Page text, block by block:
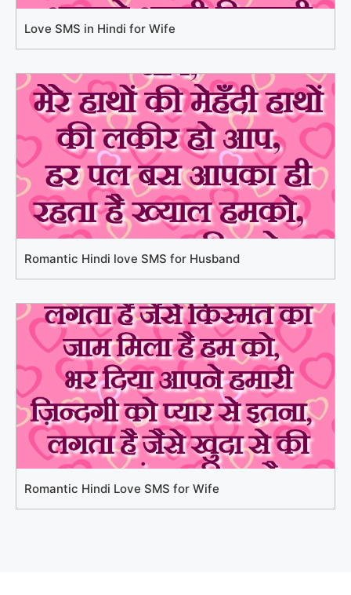
Love SMS in Hindi for Wife
Romantic Hindi love SMS for Husband
Romantic Hindi Love SMS for Wife